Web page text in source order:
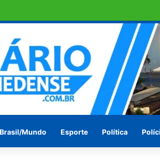
de crateras em Penedo pede socorro ! Ou
Brasil/Mundo Esporte Política